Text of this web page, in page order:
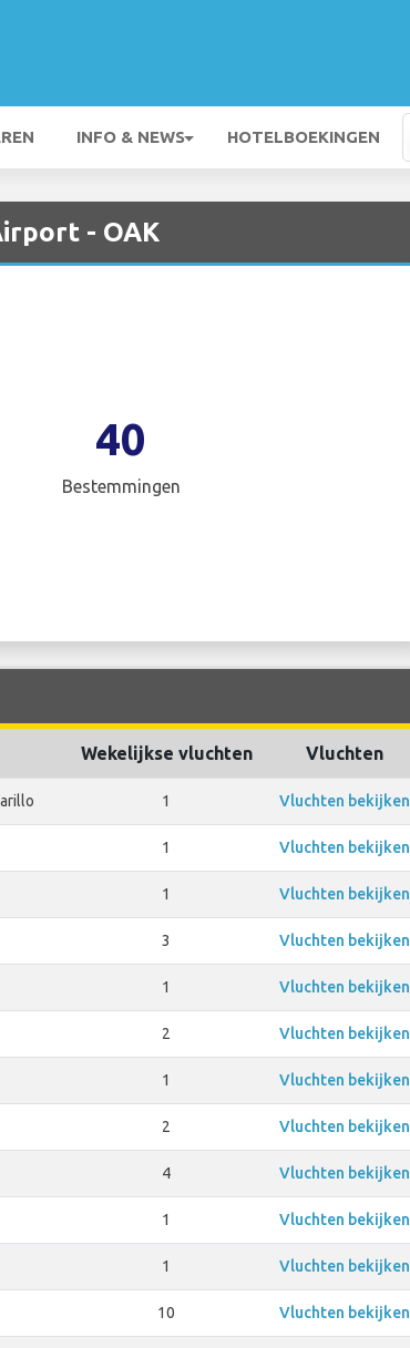
INFO & NEWS HOTELBOEKINGEN
- OAK
40
Bestemmingen
Wekelijkse vluchten Vluchten
1 Vluchten bekijken
1 Vluchten bekijken
1 Vluchten bekijken
3 Vluchten bekijken
1 Vluchten bekijken
2 Vluchten bekijken
1 Vluchten bekijken
2 Vluchten bekijken
4 Vluchten bekijken
1 Vluchten bekijken
1 Vluchten bekijken
10 Vluchten bekijken